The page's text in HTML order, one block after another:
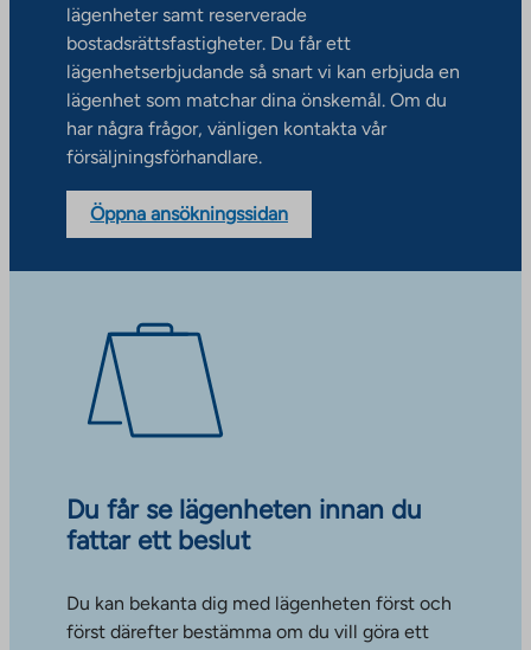
lägenheter samt reserverade
bostadsrättsfastigheter. Du får ett
lägenhetserbjudande så snart vi kan erbjuda en
lägenhet som matchar dina önskemål. Om du
har några frågor, vänligen kontakta vår
försäljningsförhandlare.
Öppna ansökningssidan
Du får se lägenheten innan du
fattar ett beslut
Du kan bekanta dig med lägenheten först och
först därefter bestämma om du vill göra ett